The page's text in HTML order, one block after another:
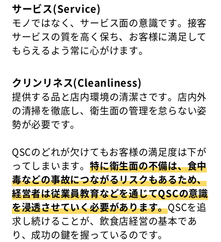
サービス(Service)
モノではなく、サービス面の意識です。接客
サービスの質を高く保ち、お客様に満足して
もらえるよう常に心がけます。
クリンリネス(Cleanliness)
提供する品と店内環境の清潔さです。店内外
の清掃を徹底し、衛生面の管理を怠らない姿
勢が必要です。
QSCのどれが欠けてもお客様の満足度は下が
ってしまいます。特に衛生面の不備は、食中
毒などの事故につながるリスクもあるため、
経営者は従業員教育などを通じてQSCの意識
を浸透させていく必要があります。QSCを追
求し続けることが、飲食店経営の基本であ
り、成功の鍵を握っているのです。